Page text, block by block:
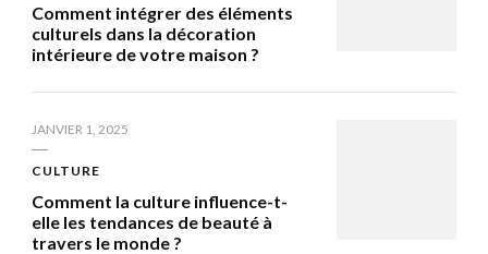
Comment intégrer des éléments
culturels dans la décoration
intérieure de votre maison ?
JANVIER 1, 2025
CULTURE
Comment la culture influence-t-
elle les tendances de beauté à
travers le monde ?